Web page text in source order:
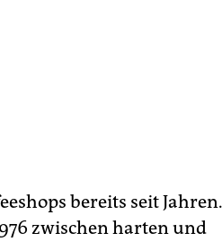
bereits seit
zwischen harten und